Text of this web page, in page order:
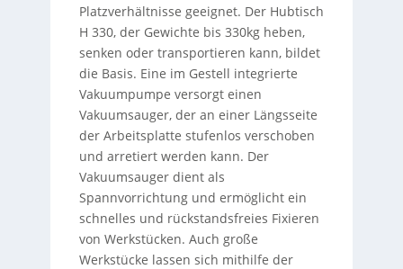
Platzverhältnisse geeignet. Der Hubtisch
H 330, der Gewichte bis 330kg heben,
senken oder transportieren kann, bildet
die Basis. Eine im Gestell integrierte
Vakuumpumpe versorgt einen
Vakuumsauger, der an einer Längsseite
der Arbeitsplatte stufenlos verschoben
und arretiert werden kann. Der
Vakuumsauger dient als
Spannvorrichtung und ermöglicht ein
schnelles und rückstandsfreies Fixieren
von Werkstücken. Auch große
Werkstücke lassen sich mithilfe der